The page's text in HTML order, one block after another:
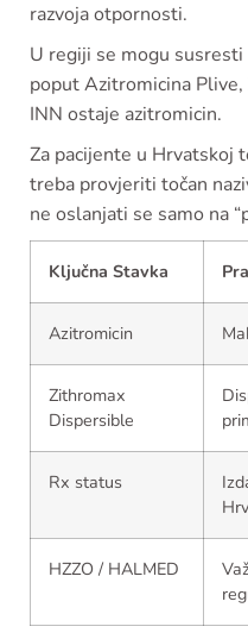
razvoja otpornosti.
U regiji se mogu
poput Azitromicina
INN ostaje azitromicin.
Za pacijente u Hrvatskoj
treba provjeriti točan
ne oslanjati se samo na
Ključna Stavka
Azitromicin
Zithromax
Dispersible
Rx status
HZZO / HALMED